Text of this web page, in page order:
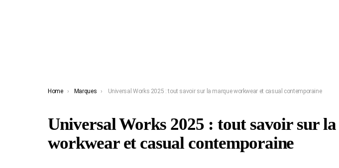
You are here:
Home Marques Universal Works 2025 : tout savoir sur la marque workwear et casual contemporaine
Universal Works 2025 : tout savoir sur
workwear et casual contemporaine